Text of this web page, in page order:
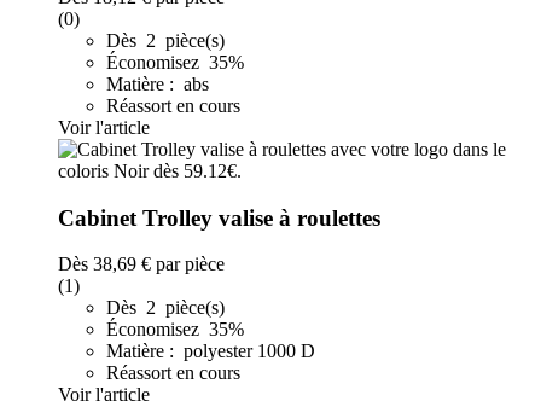
(0)
Dès 2 pièce(s)
Économisez 35%
Matière : abs
Réassort en cours
Voir l'article
Cabinet Trolley valise à roulettes
Dès 38,69 € par pièce
(1)
Dès 2 pièce(s)
Économisez 35%
Matière : polyester 1000 D
Réassort en cours
Voir l'article